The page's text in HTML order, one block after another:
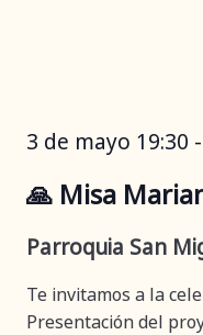
3 de mayo 19:30 -
🙏 Misa
Parroquia San
Te invitamos a la
Presentación del